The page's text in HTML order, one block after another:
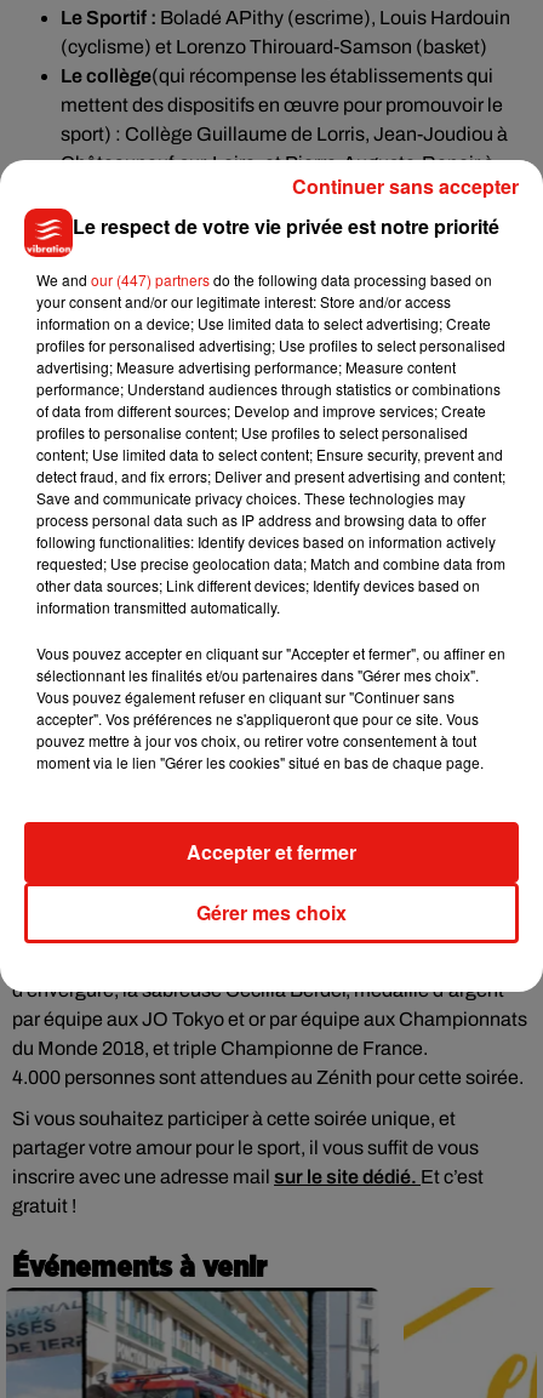
Le Sportif : Boladé APithy (escrime), Louis Hardouin
(cyclisme) et Lorenzo Thirouard-Samson (basket)
Le collège(qui récompense les établissements qui
mettent des dispositifs en œuvre pour promouvoir le
sport) : Collège Guillaume de Lorris, Jean-Joudiou à
Châteauneuf-sur-Loire, et Pierre-Auguste-Renoir à
L’éducateur: Clémentine Cavalli (Galaxy Cheer All
Stars – cheerleading) à Montargis, Morgan Langlois
(USM Saran Basket), et Roman Lissowski (AS Marcilly
Golf)
Le dirigeant :
Didier Bouriez (RC Orléans), Imad El
Doukami (Orléans Futsal) et Sébastien Vatan (Tennis
Club de Gien)
Handisport :
Badminton club de Gien, Pauline
Beaufour-Pellé (parabadminton) et Marie Ngoussou-
Ngouyi (sprinteuse à l’EC Orléans-CJF)
Le bénévole : Jean-Michel Pourin (US Orléans
Football), Dany et Jean-Bernard Porthault (Orléans
Loiret Basket, Open de Tennis d’Orléans), et
Alexandrine Mirivel (SMOC Saint-Jean-de-Braye
Le club: Bi-club Chapellois, Comité d’organisation du
Tour du Loiret et US Orléans.
Le coup de cœur du jury: Stéphane Goudou (directeur
de l’Open paratennis du Loiret), Laurent Thomas
(président du comité régional handisport), et l’Union
: Quentin Chenuet (marcheur du Saran LAC),
Alban Simonnet (demi-centre du Saran Loiret
Handball), et Marie Ngoussou-Ngouyi (printeuse à
l’EC Orléans-CJF).
d’envergure, la sabreuse Cécilia Berder, médaille d’argent
par équipe aux JO Tokyo et or par équipe aux Championnats
du Monde 2018, et triple Championne de France.
4.000 personnes sont attendues au Zénith pour cette soirée.
Si vous souhaitez participer à cette soirée unique, et
partager votre amour pour le sport, il vous suffit de vous
inscrire avec une adresse mail sur le site dédié. Et c’est
gratuit !
Événements à venir
Le respect de votre vie privée est notre priorité
We and our (447) partnersdo the following data processing based on
your consent and/or our legitimate interest: Store and/or access
information on a device; Use limited data to select advertising; Create
profiles for personalised advertising; Use profiles to select personalised
advertising; Measure advertising performance; Measure content
performance; Understand audiences through statistics or combinations
of data from different sources; Develop and improve services; Create
profiles to personalise content; Use profiles to select personalised
content; Use limited data to select content; Ensure security, prevent and
detect fraud, and fix errors; Deliver and present advertising and content;
Save and communicate privacy choices. These technologies may
process personal data such as IP address and browsing data to offer
following functionalities: Identify devices based on information actively
requested; Use precise geolocation data; Match and combine data from
other data sources; Link different devices; Identify devices based on
information transmitted automatically.
Vous pouvez accepter en cliquant sur "Accepter et fermer", ou affiner en
sélectionnant les finalités et/ou partenaires dans "Gérer mes choix".
Vous pouvez également refuser en cliquant sur "Continuer sans
accepter". Vos préférences ne s'appliqueront que pour ce site. Vous
pouvez mettre à jour vos choix, ou retirer votre consentement à tout
moment via le lien "Gérer les cookies" situé en bas de chaque page.
Gérer mes choix
Accepter et fermer
Continuer sans accepter